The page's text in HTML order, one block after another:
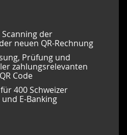
Scanning der
neuen QR-Rechnung
Prüfung und
zahlungsrelevanten
Code
400 Schweizer
E-Banking